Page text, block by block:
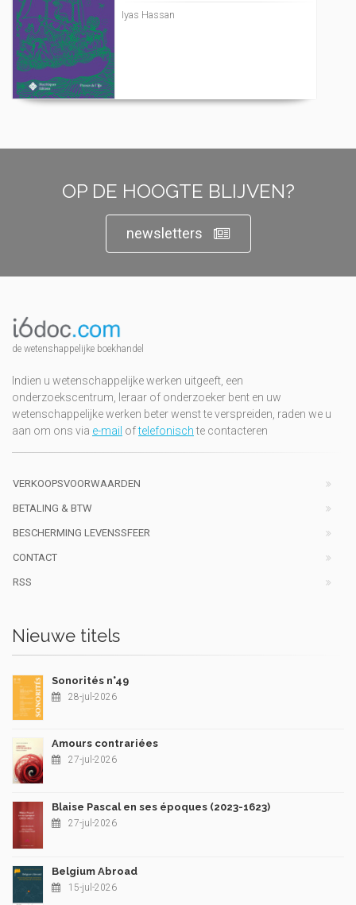
Iyas Hassan
OP DE HOOGTE BLIJVEN?
newsletters
de wetenshappelijke boekhandel
Indien u wetenschappelijke werken uitgeeft, een
onderzoekscentrum, leraar of onderzoeker bent en uw
wetenschappelijke werken beter wenst te verspreiden, raden we u
aan om ons via e-mail oftelefonischte contacteren
VERKOOPSVOORWAARDEN
BETALING & BTW
BESCHERMING LEVENSSFEER
CONTACT
RSS
Nieuwe titels
Sonorités n°49
28-jul-2026
Amours contrariées
27-jul-2026
Blaise Pascal en ses époques (2023-1623)
27-jul-2026
Belgium Abroad
15-jul-2026